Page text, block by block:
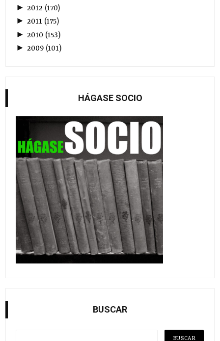
► 2012 (170)
►2011 (175)
► 2010 (153)
►2009 (101)
HÁGASE SOCIO
BUSCAR